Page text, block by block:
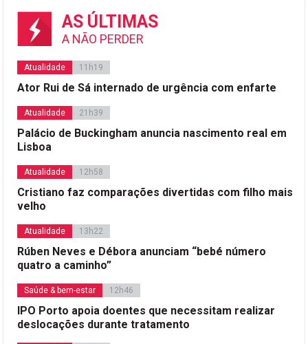
AS ÚLTIMAS
A NÃO PERDER
Atualidade 11h19
Ator Rui de Sá internado de urgência com enfarte
Atualidade 21h39
Palácio de Buckingham anuncia nascimento real em
Lisboa
Atualidade 12h58
Cristiano faz comparações divertidas com filho mais
velho
Atualidade 13h22
Rúben Neves e Débora anunciam “bebé número
quatro a caminho”
Saúde & bem-estar 12h46
IPO Porto apoia doentes que necessitam realizar
deslocações durante tratamento